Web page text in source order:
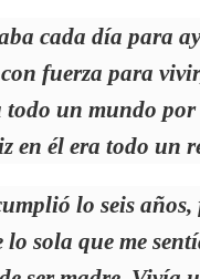
cada día para
fuerza para
un mundo por
en él era todo un
lo seis años,
lo sola que me